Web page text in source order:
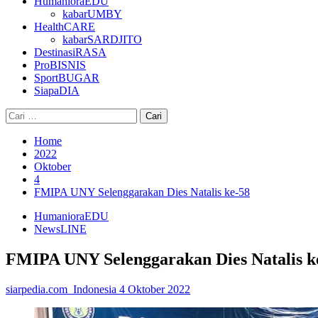
kabarUMBY
HealthCARE
kabarSARDJITO
DestinasiRASA
ProBISNIS
SportBUGAR
SiapaDIA
Cari
untuk:
Home
2022
Oktober
4
FMIPA UNY Selenggarakan Dies Natalis ke-58
HumanioraEDU
NewsLINE
FMIPA UNY Selenggarakan Dies Natalis
siarpedia.com_Indonesia 4 Oktober 2022